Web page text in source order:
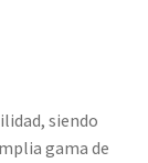
siendo
gama de